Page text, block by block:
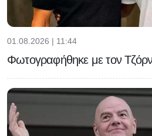
01.08.2026 | 11:44
Φωτογραφήθηκε με τον